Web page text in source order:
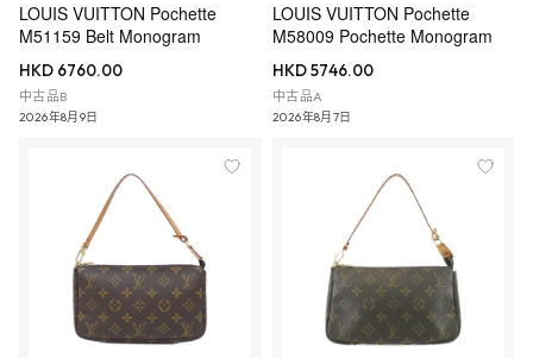
LOUIS VUITTON Pochette
M51159 Belt Monogram
HKD 6760.00
中古品B
2026年8月9日
LOUIS VUITTON Pochette
M58009 Pochette Monogram
HKD 5746.00
中古品A
2026年8月7日